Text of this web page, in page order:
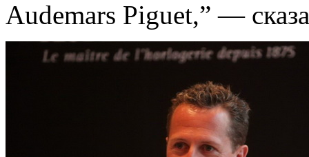
Audemars Piguet,” —